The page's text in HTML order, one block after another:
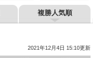
複勝人気順
2021年12月4日 15:10更新